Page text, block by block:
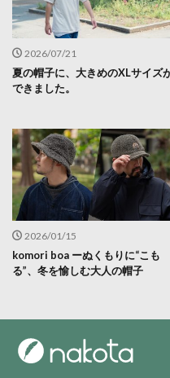
2026/07/21
夏の帽子に、大きめのXLサイズ
できました。
2026/01/15
komori boa ーぬくもりに“こも
る”、冬を愉しむ大人の帽子